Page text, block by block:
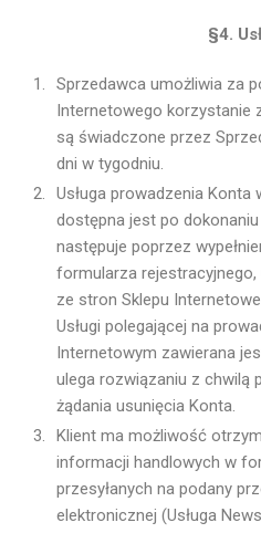
§4.
Sprzedawca umożliwia za
Internetowego korzystanie
są świadczone przez
dni w tygodniu.
Usługa prowadzenia Konta
dostępna jest po
następuje poprzez
formularza
ze stron Sklepu
Usługi polegającej na
Internetowym zawierana
ulega rozwiązaniu z chwilą
żądania usunięcia Konta.
Klient ma możliwość
informacji handlowych w
przesyłanych na podany
elektronicznej (Usługa